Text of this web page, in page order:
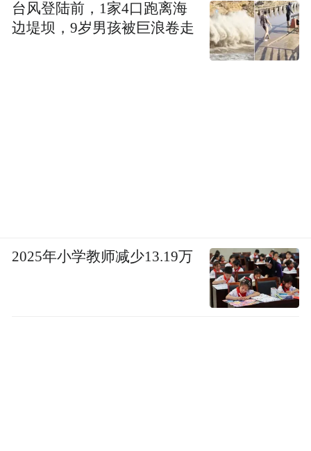
台风登陆前，1家4口跑离海
边堤坝，9岁男孩被巨浪卷走
2025年小学教师减少13.19万